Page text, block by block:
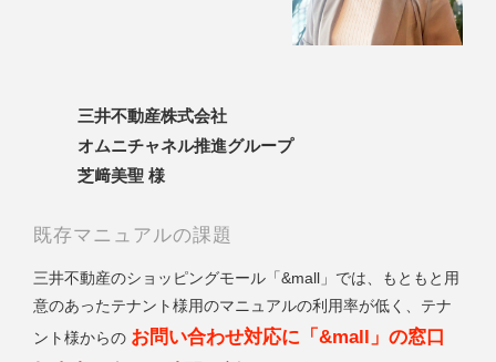
三井不動産株式会社
オムニチャネル推進グループ
芝﨑美聖 様
既存マニュアルの課題
三井不動産のショッピングモール「&mall」では、もともと用
意のあったテナント様用のマニュアルの利用率が低く、テナ
ント様からの お問い合わせ対応に「&mall」の窓口